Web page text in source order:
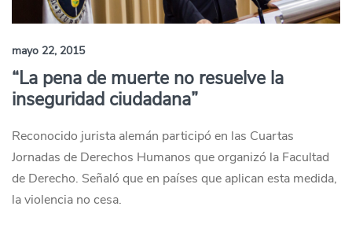
mayo 22, 2015
“La pena de muerte no resuelve la
inseguridad ciudadana”
Reconocido jurista alemán participó en las Cuartas
Jornadas de Derechos Humanos que organizó la Facultad
de Derecho. Señaló que en países que aplican esta medida,
la violencia no cesa.